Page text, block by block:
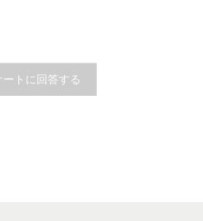
ートに回答する